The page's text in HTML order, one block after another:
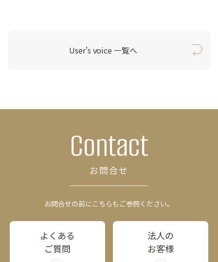
User's voice 一覧へ
Contact
お問合せ
お問合せの前にこちらもご参照ください。
よくある
ご質問
法人の
お客様